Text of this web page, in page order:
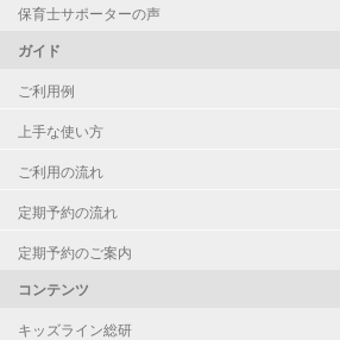
保育士サポーターの声
ガイド
ご利用例
上手な使い方
ご利用の流れ
定期予約の流れ
定期予約のご案内
コンテンツ
キッズライン総研